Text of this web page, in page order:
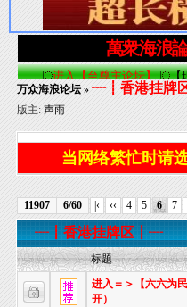
万众海浪论坛 »┈┋香港挂牌
版主:声雨
当网络繁忙时请
11907 6/60 |‹ ‹‹ 4 5 6 7
┈┋香港挂牌区┋┈
标题
进入＝＞【六六为
开）